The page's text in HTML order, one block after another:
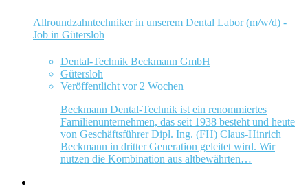
Allroundzahntechniker in unserem Dental Labor (m/w/d) -
Job in Gütersloh
Dental-Technik Beckmann GmbH
Gütersloh
Veröffentlicht vor 2 Wochen
Beckmann Dental-Technik ist ein renommiertes
Familienunternehmen, das seit 1938 besteht und heute
von Geschäftsführer Dipl. Ing. (FH) Claus-Hinrich
Beckmann in dritter Generation geleitet wird. Wir
nutzen die Kombination aus altbewährten…